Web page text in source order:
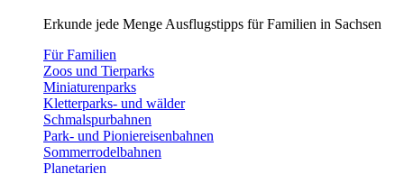
Erkunde jede Menge Ausflugstipps für Familien in Sachsen
Für Familien
Zoos und Tierparks
Miniaturenparks
Kletterparks- und wälder
Schmalspurbahnen
Park- und Pioniereisenbahnen
Sommerrodelbahnen
Planetarien